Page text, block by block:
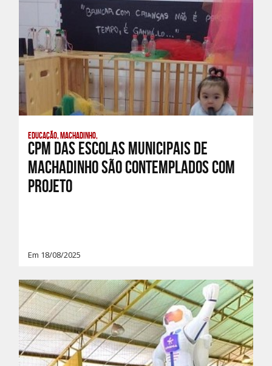
Educação, Machadinho,
CPM das escolas municipais de
Machadinho são contemplados com
Projeto
Em 18/08/2025